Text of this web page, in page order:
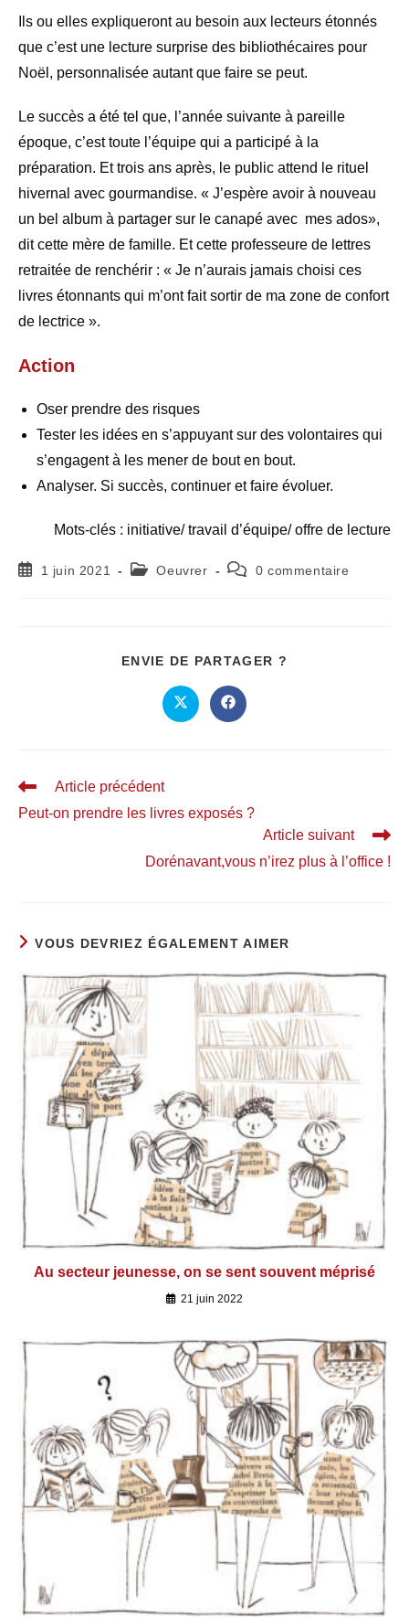
Ils ou elles expliqueront au besoin aux lecteurs étonnés
que c’est une lecture surprise des bibliothécaires pour
Noël, personnalisée autant que faire se peut.
Le succès a été tel que, l’année suivante à pareille
époque, c’est toute l’équipe qui a participé à la
préparation. Et trois ans après, le public attend le rituel
hivernal avec gourmandise. « J’espère avoir à nouveau
un bel album à partager sur le canapé avec mes ados»,
dit cette mère de famille. Et cette professeure de lettres
retraitée de renchérir : « Je n’aurais jamais choisi ces
livres étonnants qui m’ont fait sortir de ma zone de confort
de lectrice ».
Action
Oser prendre des risques
Tester les idées en s’appuyant sur des volontaires qui
s’engagent à les mener de bout en bout.
Analyser. Si succès, continuer et faire évoluer.
Mots-clés : initiative/ travail d’équipe/ offre de lecture
1 juin 2021 Oeuvrer 0 commentaire
ENVIE DE PARTAGER ?
Article précédent
Peut-on prendre les livres exposés ?
Article suivant
Dorénavant,vous n’irez plus à l’office !
VOUS DEVRIEZ ÉGALEMENT AIMER
Au secteur jeunesse, on se sent souvent méprisé
21 juin 2022